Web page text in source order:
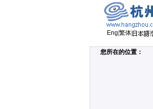
Eng 繁体
您所在的位置：